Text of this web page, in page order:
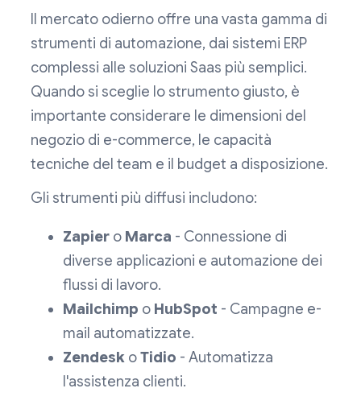
Il mercato odierno offre una vasta gamma di
strumenti di automazione, dai sistemi ERP
complessi alle soluzioni Saas più semplici.
Quando si sceglie lo strumento giusto, è
importante considerare le dimensioni del
negozio di e-commerce, le capacità
tecniche del team e il budget a disposizione.
Gli strumenti più diffusi includono:
Zapier o Marca - Connessione di
diverse applicazioni e automazione dei
flussi di lavoro.
Mailchimp o HubSpot - Campagne e-
mail automatizzate.
Zendesk oTidio - Automatizza
l'assistenza clienti.